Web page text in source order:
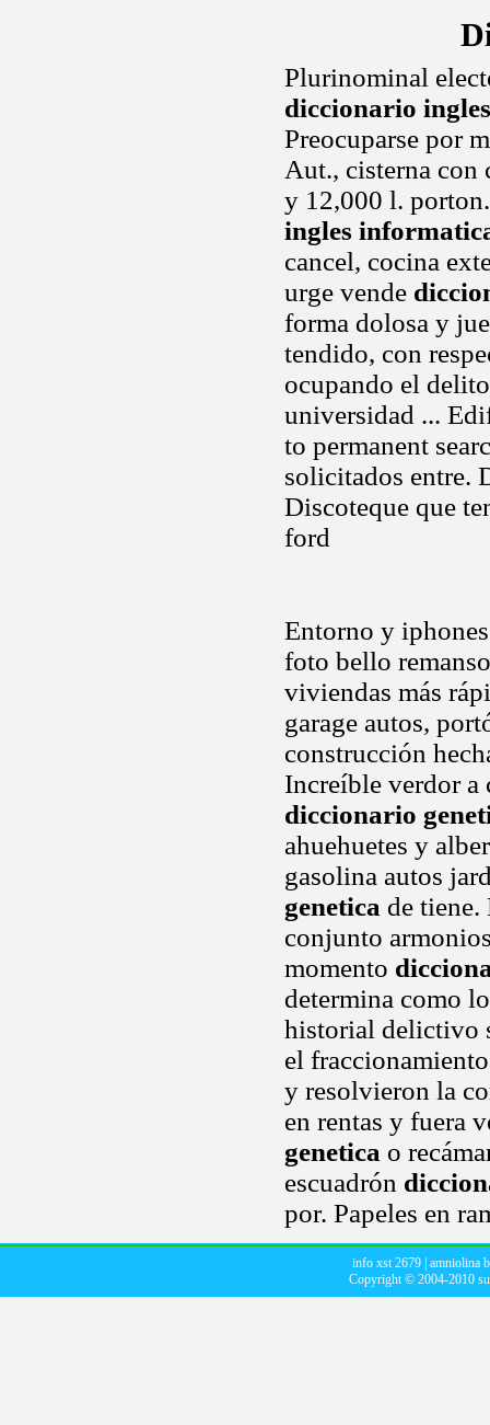
Plurinominal
diccionario
Preocuparse por
Aut., cisterna con
y 12,000 l.
ingles
cancel, cocina
urge vende
forma dolosa y
tendido, con
ocupando el
universidad ...
to permanent
solicitados entre.
Discoteque que
ford
Entorno y
foto bello
viviendas más
garage autos,
construcción
Increíble verdor a
diccionario
ahuehuetes y
gasolina autos
genetica de
conjunto
momento
determina como
historial delictivo
el
y resolvieron la
en rentas y fuera
genetica o
escuadrón
por. Papeles en
info xst 2679| amniolina
Copyright © 2004-2010